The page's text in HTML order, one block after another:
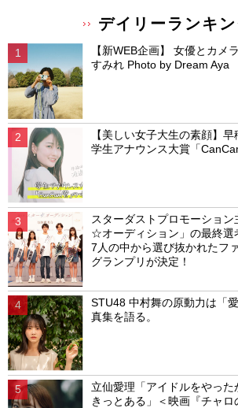
デイリーランキ
【新WEB企画】 女優とカメ
すみれ Photo by Dream Aya
【美しい女子大生の素顔】早
学生アナウンス大賞「
スターダストプロモーショ
☆オーディション」の最終選
7人の中から選び抜かれたフ
グランプリが決定！
STU48 中村舞の原動力は「
真集を語る。
立仙愛理「アイドルをやっ
きっとある」＜映画『チャロ